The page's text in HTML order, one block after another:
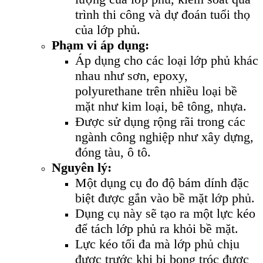
trình thi công và dự đoán tuổi thọ
của lớp phủ.
Phạm vi áp dụng:
Áp dụng cho các loại lớp phủ khác
nhau như sơn, epoxy,
polyurethane trên nhiều loại bề
mặt như kim loại, bê tông, nhựa.
Được sử dụng rộng rãi trong các
ngành công nghiệp như xây dựng,
đóng tàu, ô tô.
Nguyên lý:
Một dụng cụ đo độ bám dính đặc
biệt được gắn vào bề mặt lớp phủ.
Dụng cụ này sẽ tạo ra một lực kéo
để tách lớp phủ ra khỏi bề mặt.
Lực kéo tối đa mà lớp phủ chịu
được trước khi bị bong tróc được